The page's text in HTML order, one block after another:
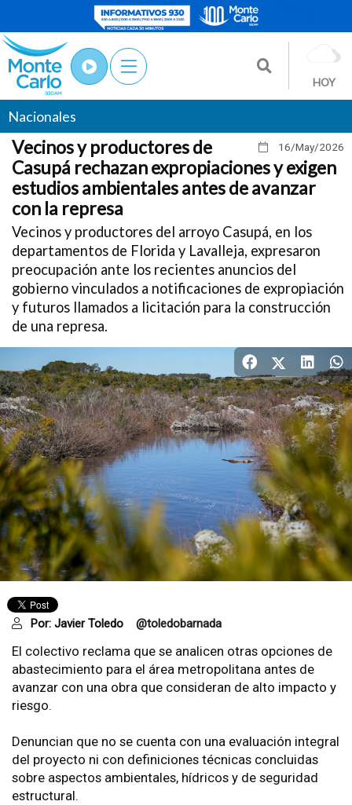
HOY
Nacionales
16/May/2026
Vecinos y productores de
Casupá rechazan expropiaciones y exigen
estudios ambientales antes de avanzar
con la represa
Vecinos y productores del arroyo Casupá, en los
departamentos de Florida y Lavalleja, expresaron
preocupación ante los recientes anuncios del
gobierno vinculados a notificaciones de expropiación
y futuros llamados a licitación para la construcción
de una represa.
Por: Javier Toledo @toledobarnada
El colectivo reclama que se analicen otras opciones de
abastecimiento para el área metropolitana antes de
avanzar con una obra que consideran de alto impacto y
riesgo.
Denuncian que no se cuenta con una evaluación integral
del proyecto ni con definiciones técnicas concluidas
sobre aspectos ambientales, hídricos y de seguridad
estructural.